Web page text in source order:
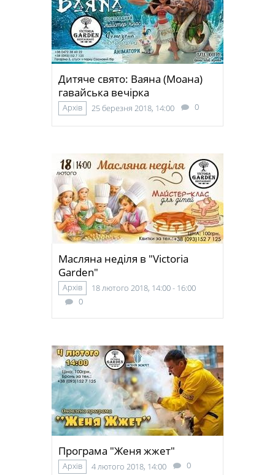
Дитяче свято: Ваяна (Моана)
гавайська вечірка
Архів 25 березня 2018, 14:00 0
Масляна неділя в "Victoria
Garden"
Архів
18 лютого 2018, 14:00 - 16:00
0
Програма "Женя жжет"
Архів 4 лютого 2018, 14:00 0